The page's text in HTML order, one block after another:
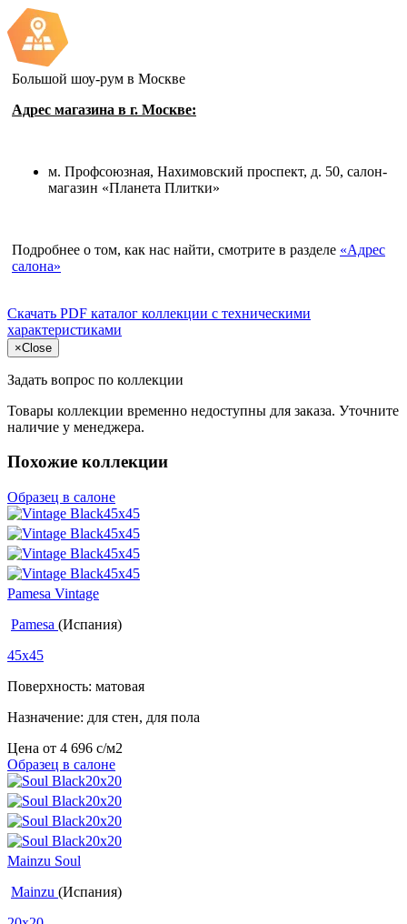
Большой шоу-рум в Москве
Адрес магазина в г. Москве:
м. Профсоюзная, Нахимовский проспект, д. 50, салон-
магазин «Планета Плитки»
Подробнее о том, как нас найти, смотрите в разделе «Адрес
салона»
Скачать PDF каталог коллекции с техническими
характеристиками
×Close
Задать вопрос по коллекции
Товары коллекции временно недоступны для заказа. Уточните
наличие у менеджера.
Похожие коллекции
Образец в салоне
Pamesa Vintage
Pamesa (Испания)
45x45
Поверхность: матовая
Назначение: для стен, для пола
Цена от 4 696 c/м2
Образец в салоне
Mainzu Soul
Mainzu (Испания)